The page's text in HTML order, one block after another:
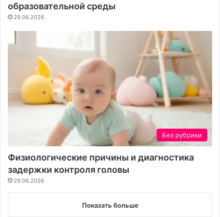
образовательной среды
29.06.2026
Без рубрики
Физиологические причины и диагностика
задержки контроля головы
29.06.2026
Показать больше